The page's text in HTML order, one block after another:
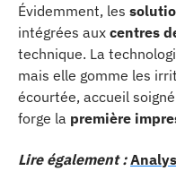
Évidemment, les
intégrées aux centres
technique. La
mais elle gomme les
écourtée, accueil
forge la première
Lire également :